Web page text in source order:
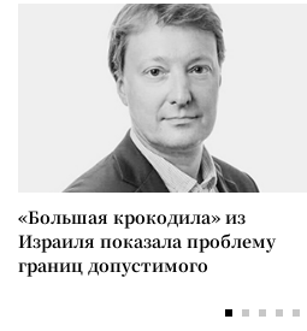
«Большая крокодила» из
Израиля показала проблему
границ допустимого